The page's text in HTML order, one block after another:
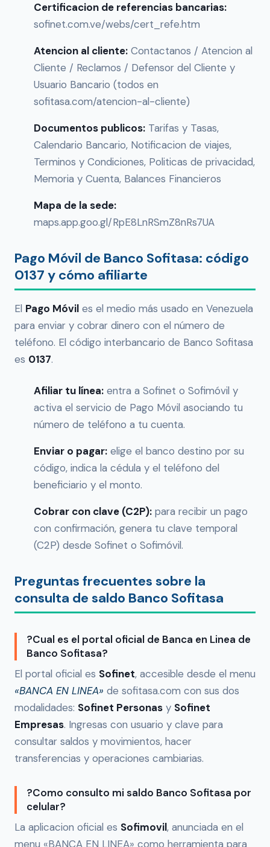
Certificacion de referencias bancarias:
sofinet.com.ve/webs/cert_refe.htm
Atencion al cliente: Contactanos / Atencion al
Cliente / Reclamos / Defensor del Cliente y
Usuario Bancario (todos en
sofitasa.com/atencion-al-cliente)
Documentos publicos: Tarifas y Tasas,
Calendario Bancario, Notificacion de viajes,
Terminos y Condiciones, Politicas de privacidad,
Memoria y Cuenta, Balances Financieros
Mapa de la sede:
maps.app.goo.gl/RpE8LnRSmZ8nRs7UA
Pago Móvil de Banco Sofitasa: código
0137 y cómo afiliarte
El Pago Móvil es el medio más usado en Venezuela
para enviar y cobrar dinero con el número de
teléfono. El código interbancario de Banco Sofitasa
es 0137.
Afiliar tu línea: entra a Sofinet o Sofimóvil y
activa el servicio de Pago Móvil asociando tu
número de teléfono a tu cuenta.
Enviar o pagar: elige el banco destino por su
código, indica la cédula y el teléfono del
beneficiario y el monto.
Cobrar con clave (C2P): para recibir un pago
con confirmación, genera tu clave temporal
(C2P) desde Sofinet o Sofimóvil.
Preguntas frecuentes sobre la
consulta de saldo Banco Sofitasa
?Cual es el portal oficial de Banca en Linea de
Banco Sofitasa?
El portal oficial es Sofinet, accesible desde el menu
«BANCA EN LINEA» de sofitasa.com con sus dos
modalidades: Sofinet Personas y Sofinet
Empresas. Ingresas con usuario y clave para
consultar saldos y movimientos, hacer
transferencias y operaciones cambiarias.
?Como consulto mi saldo Banco Sofitasa por
celular?
La aplicacion oficial es Sofimovil, anunciada en el
menu «BANCA EN LINEA» como herramienta para